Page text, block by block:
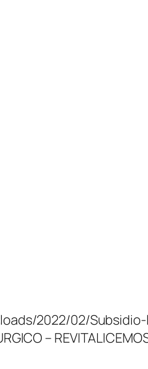
2022/02/
– REVITALICEMOS